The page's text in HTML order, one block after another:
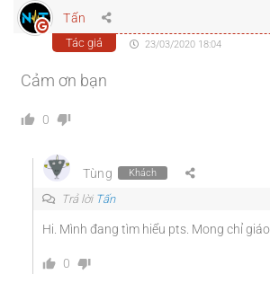
Tấn
Tác giả 23/03/2020 18:04
Cảm ơn bạn
0
Tùng Khách
Trả lời Tấn
Hi. Mình đang tìm hiểu pts. Mong chỉ giáo
0